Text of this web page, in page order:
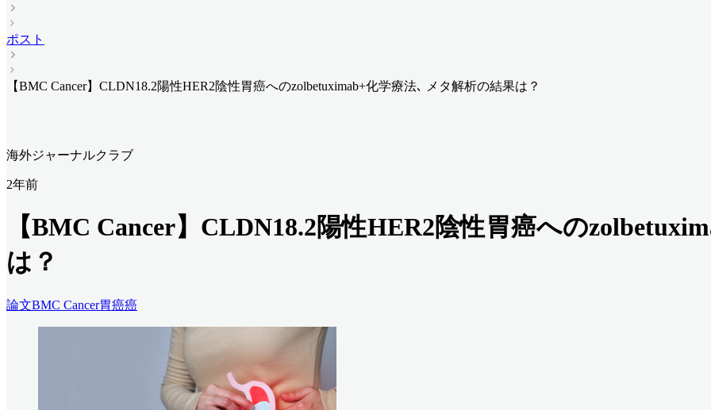
ポスト
【BMC Cancer】CLDN18.2陽性HER2陰性胃癌へのzolbetuximab+化学療法､ メタ解析の結果は？
海外ジャーナルクラブ
2年前
【BMC Cancer】CLDN18.2陽性HER2陰性胃癌への
は？
論文BMC Cancer胃癌癌